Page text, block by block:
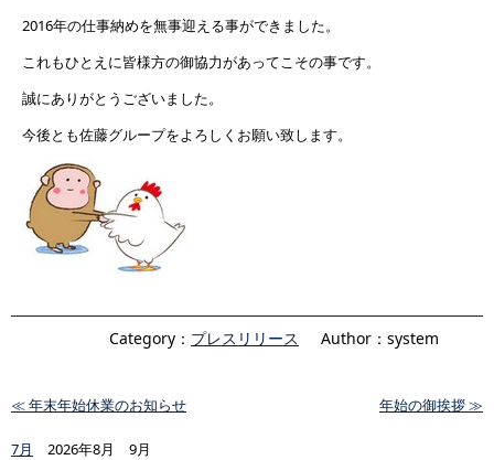
2016年の仕事納めを無事迎える事ができました。
これもひとえに皆様方の御協力があってこその事です。
誠にありがとうございました。
今後とも佐藤グループをよろしくお願い致します。
Category： プレスリリース Author：system
≪ 年末年始休業のお知らせ 年始の御挨拶 ≫
7月
2026年8月 9月